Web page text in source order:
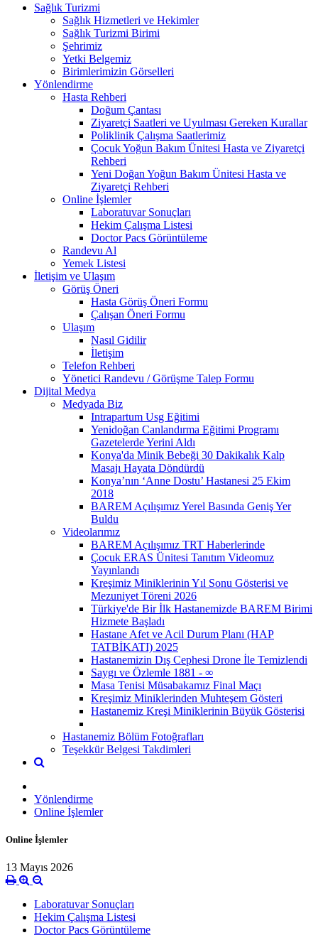
Sağlık Turizmi
Sağlık Hizmetleri ve Hekimler
Sağlık Turizmi Birimi
Şehrimiz
Yetki Belgemiz
Birimlerimizin Görselleri
Yönlendirme
Hasta Rehberi
Doğum Çantası
Ziyaretçi Saatleri ve Uyulması Gereken Kurallar
Poliklinik Çalışma Saatlerimiz
Çocuk Yoğun Bakım Ünitesi Hasta ve Ziyaretçi
Rehberi
Yeni Doğan Yoğun Bakım Ünitesi Hasta ve
Ziyaretçi Rehberi
Online İşlemler
Laboratuvar Sonuçları
Hekim Çalışma Listesi
Doctor Pacs Görüntüleme
Randevu Al
Yemek Listesi
İletişim ve Ulaşım
Görüş Öneri
Hasta Görüş Öneri Formu
Çalışan Öneri Formu
Ulaşım
Nasıl Gidilir
İletişim
Telefon Rehberi
Yönetici Randevu / Görüşme Talep Formu
Dijital Medya
Medyada Biz
Intrapartum Usg Eğitimi
Yenidoğan Canlandırma Eğitimi Programı
Gazetelerde Yerini Aldı
Konya'da Minik Bebeği 30 Dakikalık Kalp
Masajı Hayata Döndürdü
Konya’nın ‘Anne Dostu’ Hastanesi 25 Ekim
2018
BAREM Açılışımız Yerel Basında Geniş Yer
Buldu
Videolarımız
BAREM Açılışımız TRT Haberlerinde
Çocuk ERAS Ünitesi Tanıtım Videomuz
Yayınlandı
Kreşimiz Miniklerinin Yıl Sonu Gösterisi ve
Mezuniyet Töreni 2026
Türkiye'de Bir İlk Hastanemizde BAREM Birimi
Hizmete Başladı
Hastane Afet ve Acil Durum Planı (HAP
TATBİKATI) 2025
Hastanemizin Dış Cephesi Drone İle Temizlendi
Saygı ve Özlemle 1881 - ∞
Masa Tenisi Müsabakamız Final Maçı
Kreşimiz Miniklerinden Muhteşem Gösteri
Hastanemiz Kreşi Miniklerinin Büyük Gösterisi
Hastanemiz Bölüm Fotoğrafları
Teşekkür Belgesi Takdimleri
Yönlendirme
Online İşlemler
Online İşlemler
13 Mayıs 2026
Laboratuvar Sonuçları
Hekim Çalışma Listesi
Doctor Pacs Görüntüleme